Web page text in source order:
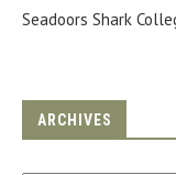
Seadoors Shark
ARCHIVES